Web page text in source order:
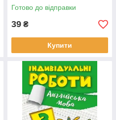
Готово до відправки
39 ₴
Купити